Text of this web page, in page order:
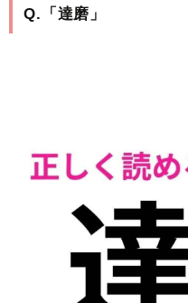
Q.「達磨」